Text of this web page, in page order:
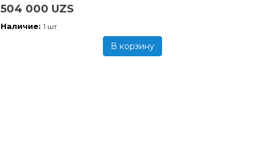
504 000 UZS
Наличие: 1 шт
В корзину